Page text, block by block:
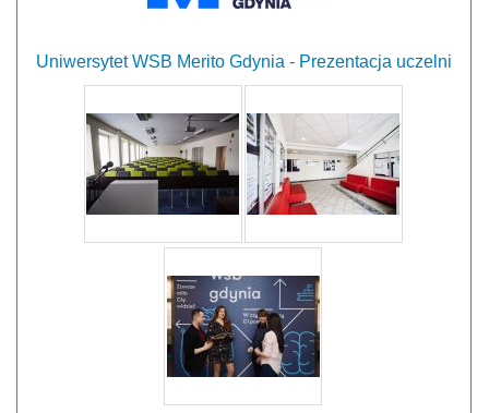
Uniwersytet WSB Merito Gdynia - Prezentacja uczelni